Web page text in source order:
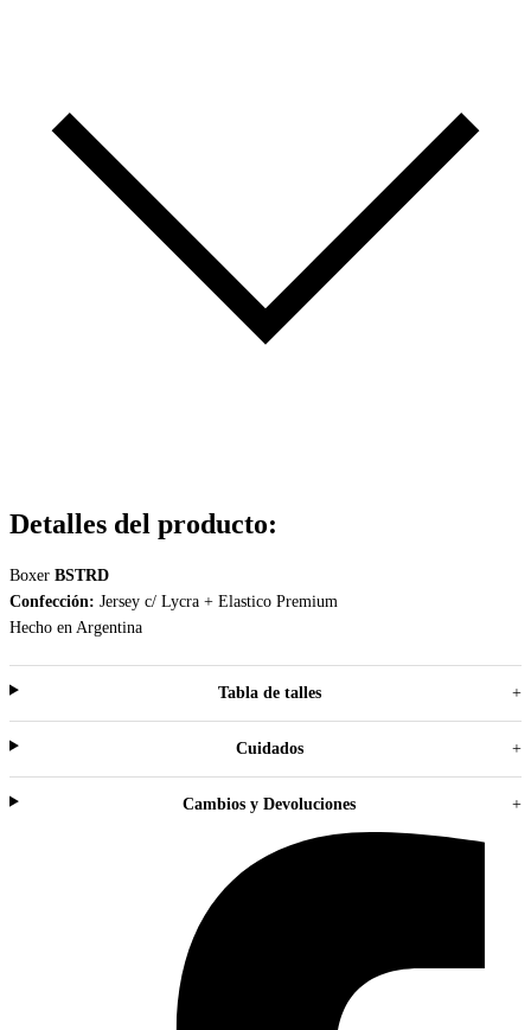
Detalles del producto:
Boxer BSTRD
Confección: Jersey c/ Lycra + Elastico Premium
Hecho en Argentina
Tabla de talles +
Cuidados +
Cambios y Devoluciones +